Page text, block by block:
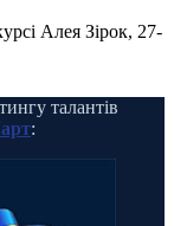
Алея Зірок, 27-
талантів
: